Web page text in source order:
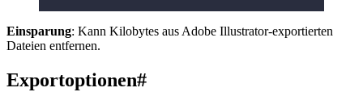
Einsparung: Kann Kilobytes aus Adobe Illustrator-exportierten
Dateien entfernen.
Exportoptionen#